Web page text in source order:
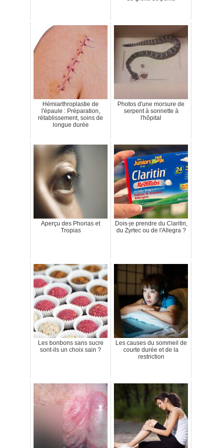
Hémiarthroplastie de
l'épaule : Préparation,
rétablissement, soins de
longue durée
Photos d'une morsure de
serpent à sonnette à
l'hôpital
Aperçu des Phorias et
Tropias
Dois-je prendre du Claritin,
du Zyrtec ou de l'Allegra ?
Les bonbons sans sucre
sont-ils un choix sain ?
Les causes du sommeil de
courte durée et de la
restriction